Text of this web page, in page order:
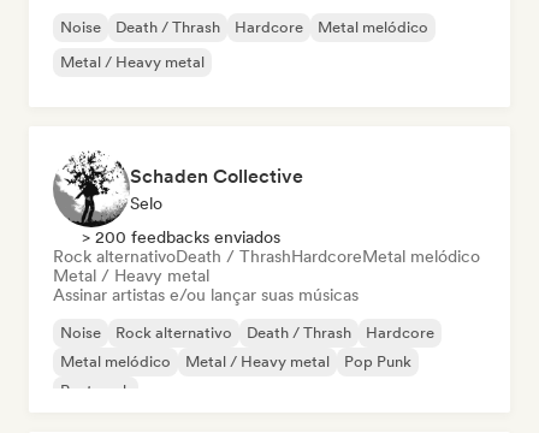
Noise Death / Thrash Hardcore
Metal melódico
Metal / Heavy metal
Schaden Collective
Selo
> 200 feedbacks enviados
Rock alternativoDeath / ThrashHardcoreMetal melódico
Metal / Heavy metal
Assinar artistas e/ou lançar suas músicas
Noise Rock alternativo Death / Thrash
Hardcore
Metal melódico
Metal / Heavy metal
Pop Punk
Post punk